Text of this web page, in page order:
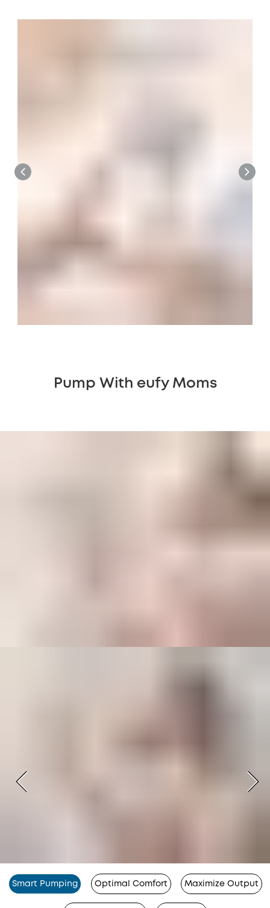
Pump With eufy Moms
Smart Pumping Optimal Comfort Maximize Output